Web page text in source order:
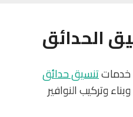
الحدائق
خدماتتنسيق حدائق
وتركيب النوافير